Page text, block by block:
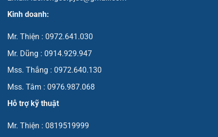
Kinh doanh:
Mr. Thiện : 0972.641.030
Mr. Dũng : 0914.929.947
Mss. Thắng : 0972.640.130
Mss. Tâm : 0976.987.068
Hỗ trợ kỹ thuật
Mr. Thiện : 0819519999